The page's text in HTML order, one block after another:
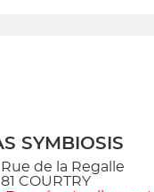
SYMBIOSIS
de la Regalle
COURTRY